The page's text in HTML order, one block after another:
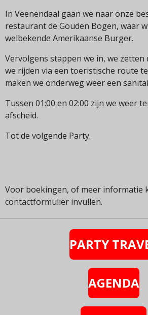
In Veenendaal gaan we naar onze
restaurant de Gouden Bogen, waar
welbekende Amerikaanse Burger.
Vervolgens stappen we in, we
we rijden via een toeristische route
maken we onderweg weer een
Tussen 01:00 en 02:00 zijn we weer
afscheid.
Tot de volgende Party.
Voor boekingen, of meer informatie
contactformulier invullen.
PARTY
AGENDA